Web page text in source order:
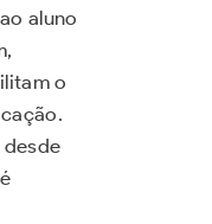
aluno
o